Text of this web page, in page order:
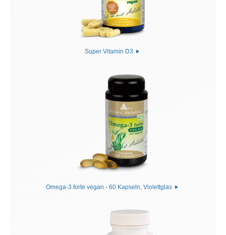
Super Vitamin D3
Omega-3 forte vegan - 60 Kapseln, Violettglas